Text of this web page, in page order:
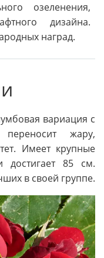
озеленения,
дизайна.
наград.
вариация с
жару,
Имеет крупные
достигает 85 см.
в своей группе.